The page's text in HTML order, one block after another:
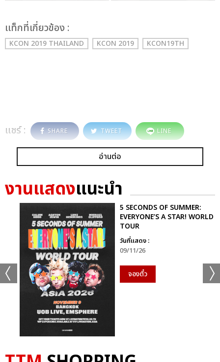
เเท็กที่เกี่ยวข้อง :
KCON 2019 THAILAND KCON 2019 KCON19TH
แชร์ : SHARE TWEET LINE
อ่านต่อ
งานแสดงแนะนำ
5 SECONDS OF SUMMER:
EVERYONE’S A STAR! WORLD
TOUR
วันที่แสดง :
09/11/26
จองตั๋ว